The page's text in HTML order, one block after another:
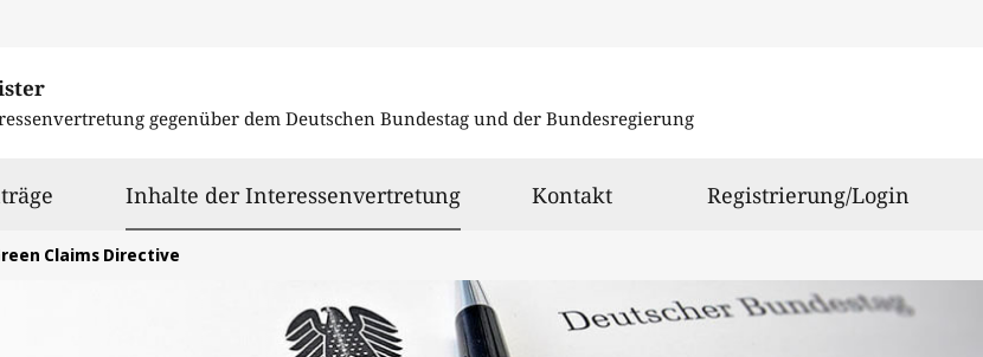
gegenüber dem Deutschen Bundestag und der Bundesregierung
Inhalte der Interessenvertretungausgewählt
Kontakt Registrierung/Login
Claims Directive